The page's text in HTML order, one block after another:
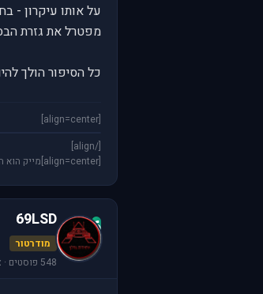
על אותו עיקרון -
מפטרל את גזרת
כל הסיפור הולך
[align=center]
[/align]
[align=center]מייק הוא הצדק.[/align]
6
69LSD
מודרטור
548 פוסטים · צפון